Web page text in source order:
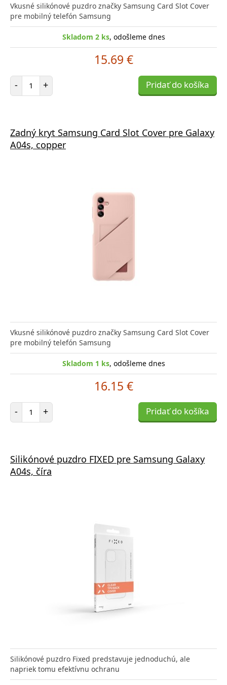
Vkusné silikónové puzdro značky Samsung Card Slot Cover
pre mobilný telefón Samsung
Skladom 2 ks, odošleme dnes
15.69 €
- Počet položiek
+ Pridať do košíka
Zadný kryt Samsung Card Slot Cover pre Galaxy
A04s, copper
Vkusné silikónové puzdro značky Samsung Card Slot Cover
pre mobilný telefón Samsung
Skladom 1 ks, odošleme dnes
16.15 €
- Počet položiek
+ Pridať do košíka
Silikónové puzdro FIXED pre Samsung Galaxy
A04s, číra
Silikónové puzdro Fixed predstavuje jednoduchú, ale
napriek tomu efektívnu ochranu